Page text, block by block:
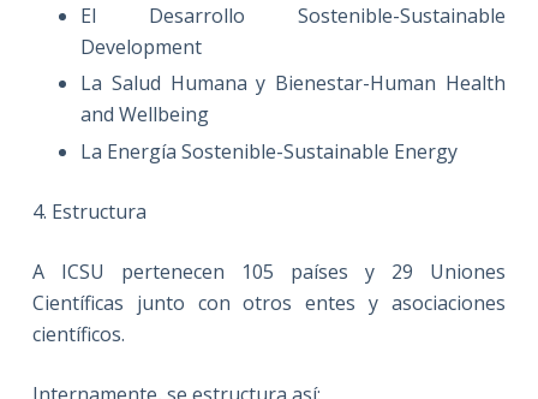
El Desarrollo Sostenible-Sustainable
Development
La Salud Humana y Bienestar-Human Health
and Wellbeing
La Energía Sostenible-Sustainable Energy
4. Estructura
A ICSU pertenecen 105 países y 29 Uniones
Científicas junto con otros entes y asociaciones
científicos.